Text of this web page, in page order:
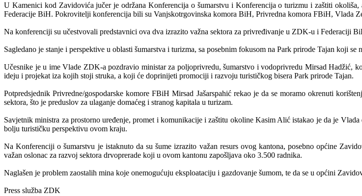
U Kamenici kod Zavidovića jučer je održana Konferencija o šumarstvu i Konferencija o turizmu i zaštiti
Federacije BiH. Pokrovitelji konferencija bili su Vanjskotrgovinska komora BiH, Privredna komora FBiH, Vlada
Na konferenciji su učestvovali predstavnici ova dva izrazito važna sektora za privređivanje u ZDK-u i Federaciji
Sagledano je stanje i perspektive u oblasti šumarstva i turizma, sa posebnim fokusom na Park prirode Tajan koji
Učesnike je u ime Vlade ZDK-a pozdravio ministar za poljoprivredu, šumarstvo i vodoprivredu Mirsad Hadžić,
ideju i projekat iza kojih stoji struka, a koji će doprinijeti promociji i razvoju turističkog bisera Park prirode Tajan.
Potpredsjednik Privredne/gospodarske komore FBiH Mirsad Jašarspahić rekao je da se moramo okrenuti
sektora, što je preduslov za ulaganje domaćeg i stranog kapitala u turizam.
Savjetnik ministra za prostorno uređenje, promet i komunikacije i zaštitu okoline Kasim Alić istakao je da je
bolju turističku perspektivu ovom kraju.
Na Konferenciji o šumarstvu je istaknuto da su šume izrazito važan resurs ovog kantona, posebno općine
važan oslonac za razvoj sektora drvoprerade koji u ovom kantonu zapošljava oko 3.500 radnika.
Naglašen je problem zaostalih mina koje onemogućuju eksploataciju i gazdovanje šumom, te da se u općini
Press služba ZDK